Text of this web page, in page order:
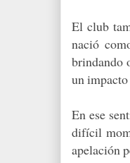
El club
nació
brindando
un
En ese
difícil
apelación